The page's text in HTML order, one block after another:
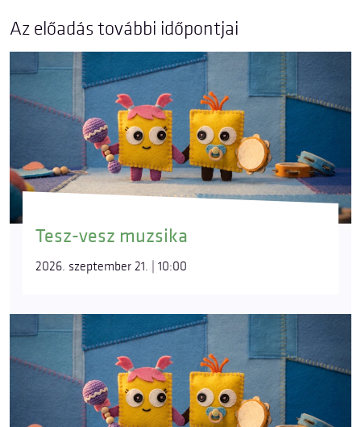
Az előadás további időpontjai
Tesz-vesz muzsika
2026. szeptember 21. | 10:00